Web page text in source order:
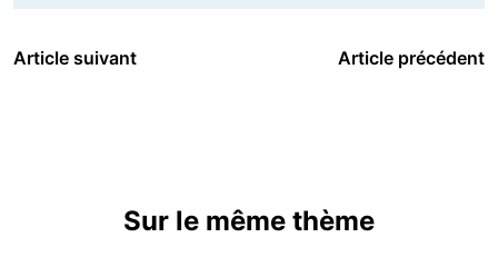
Article suivant Article précédent
Sur le même thème